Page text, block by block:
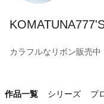
カラフルなリボン販売中
作品一覧 シリーズ プ